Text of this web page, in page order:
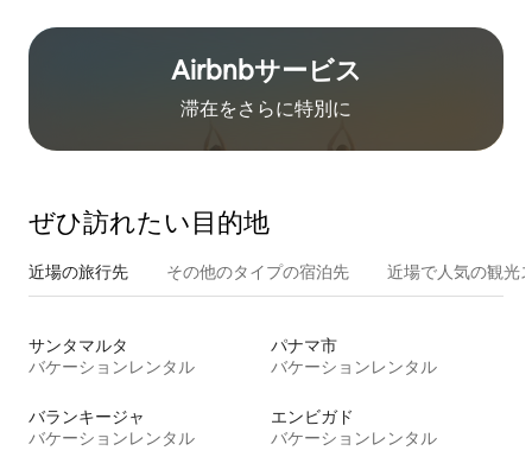
Airbnb⁠サ⁠ー⁠ビ⁠ス
滞在をさ⁠ら⁠に特⁠別⁠に
ぜひ訪⁠れ⁠た⁠い目⁠的⁠地
近場の旅行先 その他のタ⁠イ⁠プ⁠の宿⁠泊⁠先 近場で人気の観光
サンタマルタ
バケーションレンタル
パナマ市
バケーションレンタル
バランキージャ
バケーションレンタル
エンビガド
バケーションレンタル